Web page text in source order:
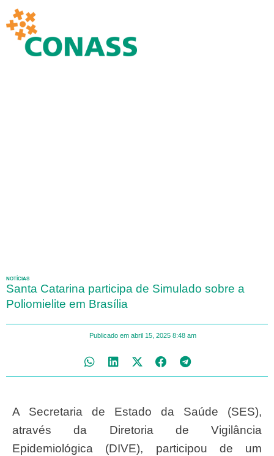
NOTÍCIAS
Santa Catarina participa de Simulado sobre a
Poliomielite em Brasília
Publicado em abril 15, 2025 8:48 am
A Secretaria de Estado da Saúde (SES),
através da Diretoria de Vigilância
Epidemiológica (DIVE), participou de um